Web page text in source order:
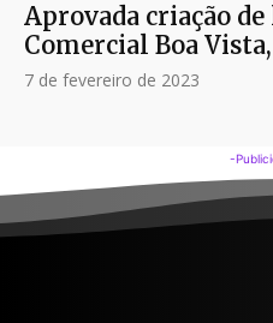
Aprovada criação
Comercial Boa
7 de fevereiro de 2023
-